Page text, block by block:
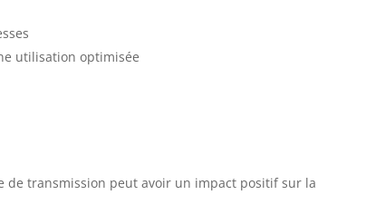
utilisation optimisée
de transmission peut avoir un impact positif sur la